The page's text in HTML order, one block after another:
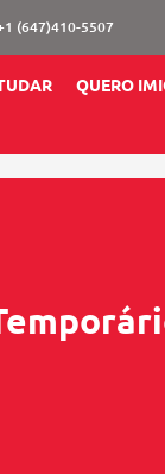
(647)410-5507
QUERO